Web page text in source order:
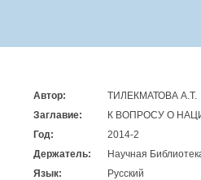
Автор:
ТИЛЕКМАТОВА А.Т.
Заглавие:
К ВОПРОСУ О
Год:
2014-2
Держатель:
Научная
Язык:
Русский